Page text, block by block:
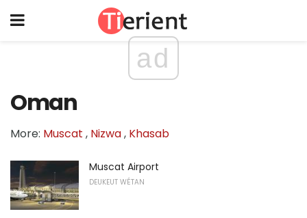
ad
Oman
More: Muscat , Nizwa, Khasab
Muscat Airport
DEUKEUT WÉTAN